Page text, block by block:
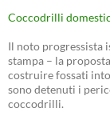
Coccodrilli
Il noto progressista
stampa – la
costruire fossati
sono detenuti i
coccodrilli.